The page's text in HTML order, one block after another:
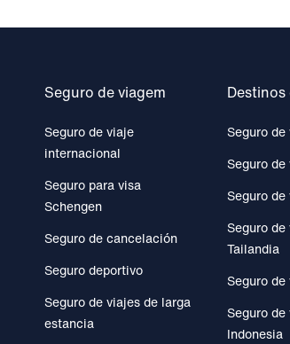
Seguro de viagem
Seguro de viaje
internacional
Seguro para visa
Schengen
Seguro de cancelación
Seguro deportivo
Seguro de viajes de larga
estancia
Seguro
Seguro
Seguro de
Seguro
Tailandia
Seguro
Seguro
Indonesia